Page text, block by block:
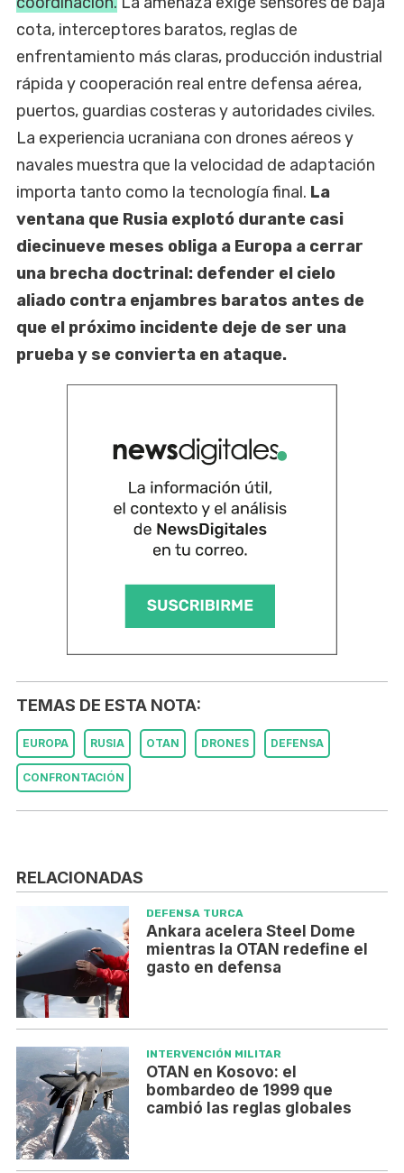
cota, interceptores baratos, reglas de
enfrentamiento más claras, producción industrial
rápida y cooperación real entre defensa aérea,
puertos, guardias costeras y autoridades civiles.
La experiencia ucraniana con drones aéreos y
navales muestra que la velocidad de adaptación
importa tanto como la tecnología final. La
ventana que Rusia explotó durante casi
diecinueve meses obliga a Europa a cerrar
una brecha doctrinal: defender el cielo
aliado contra enjambres baratos antes de
que el próximo incidente deje de ser una
prueba y se convierta en ataque.
TEMAS DE ESTA NOTA:
EUROPA RUSIA OTAN DRONES DEFENSA
CONFRONTACIÓN
RELACIONADAS
DEFENSA TURCA
Ankara acelera Steel Dome
mientras la OTAN redefine el
gasto en defensa
INTERVENCIÓN MILITAR
OTAN en Kosovo: el
bombardeo de 1999 que
cambió las reglas globales